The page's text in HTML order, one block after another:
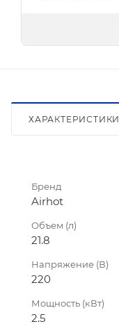
ХАРАКТЕРИСТИКИ
Бренд
Airhot
Объем (л)
21.8
Напряжение (В)
220
Мощность (кВт)
2.5